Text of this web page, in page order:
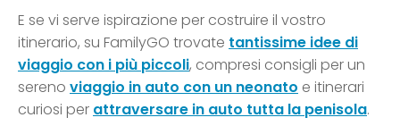
E se vi serve ispirazione per costruire il vostro
itinerario, su FamilyGO trovate tantissime idee di
viaggio con i più piccoli, compresi consigli per un
sereno viaggio in auto con un neonato e itinerari
curiosi per attraversare in auto tutta la penisola.